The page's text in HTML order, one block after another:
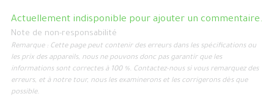
Actuellement indisponible pour ajouter un commentaire.
Note de non-responsabilité
Remarque : Cette page peut contenir des erreurs dans les spécifications ou
les prix des appareils, nous ne pouvons donc pas garantir que les
informations sont correctes à 100 %. Contactez-nous si vous remarquez des
erreurs, et à notre tour, nous les examinerons et les corrigerons dès que
possible.